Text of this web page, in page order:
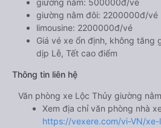
giường nằm: 500000đ/vé
giường nằm đôi: 2200000đ/vé
limousine: 2200000đ/vé
Giá vé xe ổn định, không tăng
dịp Lễ, Tết cao điểm
Thông tin liên hệ
Văn phòng xe Lộc Thủy giường
Xem địa chỉ văn phòng nhà
https://vexere.com/vi-VN/